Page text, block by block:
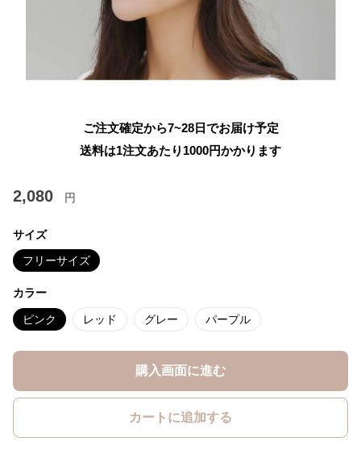
ご注文確定から7~28日でお届け予定
送料は1注文あたり 1000円かかります
2,080 円
サイズ
フリーサイズ
カラー
ピンク レッド グレー パープル
購入画面に進む
カートに追加する